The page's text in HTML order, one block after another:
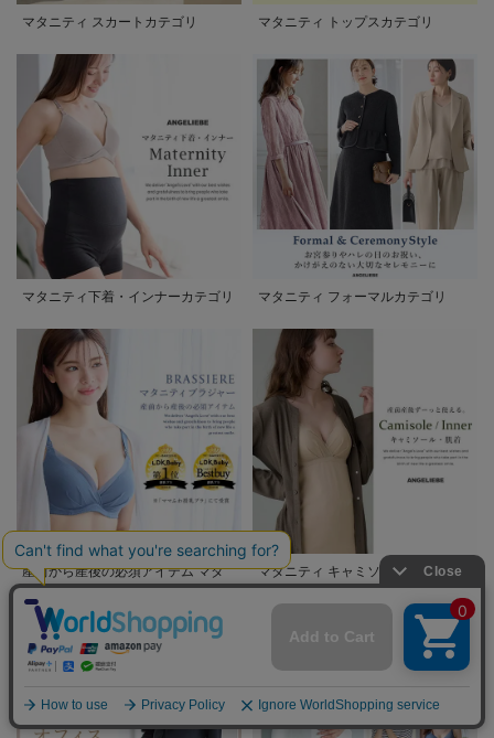
マタニティ スカートカテゴリ マタニティ トップスカテゴリ
マタニティ下着・インナーカテゴリ マタニティ フォーマルカテゴリ
産前から産後の必須アイテム マタ
ニティ・授乳ブラ
マタニティ キャミソール・肌着